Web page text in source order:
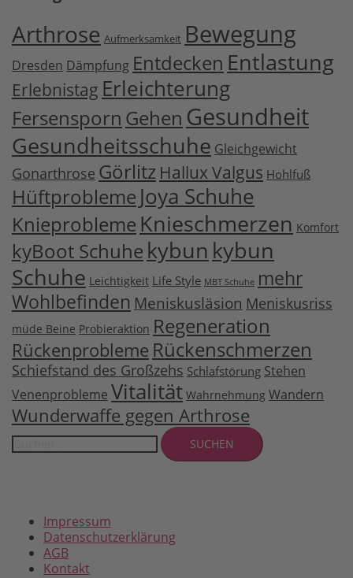
Arthrose Aufmerksamkeit Bewegung
Dresden Dämpfung Entdecken Entlastung
Erlebnistag Erleichterung
Fersensporn Gehen Gesundheit
Gesundheitsschuhe Gleichgewicht
Gonarthrose Görlitz Hallux Valgus Hohlfuß
Hüftprobleme Joya Schuhe
Knieprobleme Knieschmerzen Komfort
kyBoot Schuhe kybun kybun
Schuhe Leichtigkeit Life Style MBT Schuhe mehr
Wohlbefinden Meniskusläsion Meniskusriss
müde Beine Probieraktion Regeneration
Rückenprobleme Rückenschmerzen
Schiefstand des Großzehs Schlafstörung Stehen
Venenprobleme Vitalität Wahrnehmung Wandern
Wunderwaffe gegen Arthrose
Suchen
nach:
Impressum
Datenschutzerklärung
AGB
Kontakt